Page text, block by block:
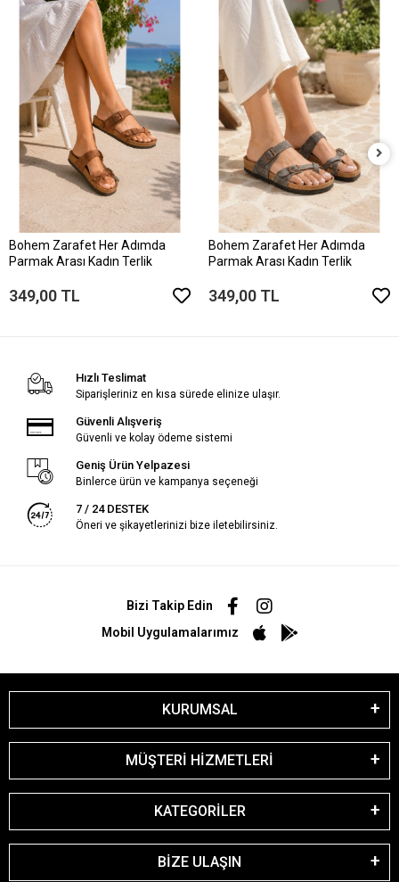
Bohem Zarafet Her Adımda
Parmak Arası Kadın Terlik
349,00 TL
Bohem Zarafet Her Adımda
Parmak Arası Kadın Terlik
349,00 TL
Hızlı Teslimat
Siparişleriniz en kısa sürede elinize ulaşır.
Güvenli Alışveriş
Güvenli ve kolay ödeme sistemi
Geniş Ürün Yelpazesi
Binlerce ürün ve kampanya seçeneği
7 / 24 DESTEK
Öneri ve şikayetlerinizi bize iletebilirsiniz.
Bizi Takip Edin
Mobil Uygulamalarımız
KURUMSAL
MÜŞTERİ HİZMETLERİ
KATEGORİLER
BİZE ULAŞIN